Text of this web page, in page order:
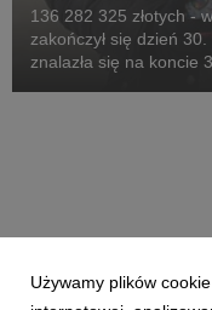
136 282 325 złotych -
zakończył się dzień 30.
znalazła się na koncie
Używamy plików